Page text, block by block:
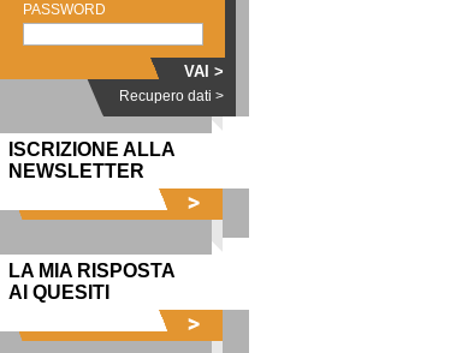
PASSWORD
VAI >
Recupero dati >
ISCRIZIONE ALLA
NEWSLETTER
LA MIA RISPOSTA
AI QUESITI